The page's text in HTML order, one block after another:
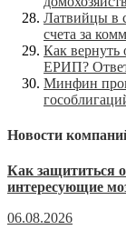
Латвийцы в
счета за
Как вернуть
ЕРИП?
Минфин
Новости
Как защититься
интересующие
06.08.2026